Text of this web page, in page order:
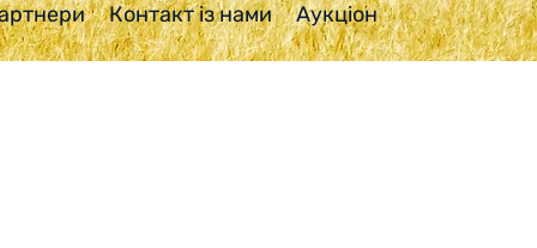
Контакт із нами Аукціон